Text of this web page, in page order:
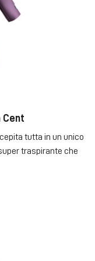
Cent
tutta in un unico
traspirante che